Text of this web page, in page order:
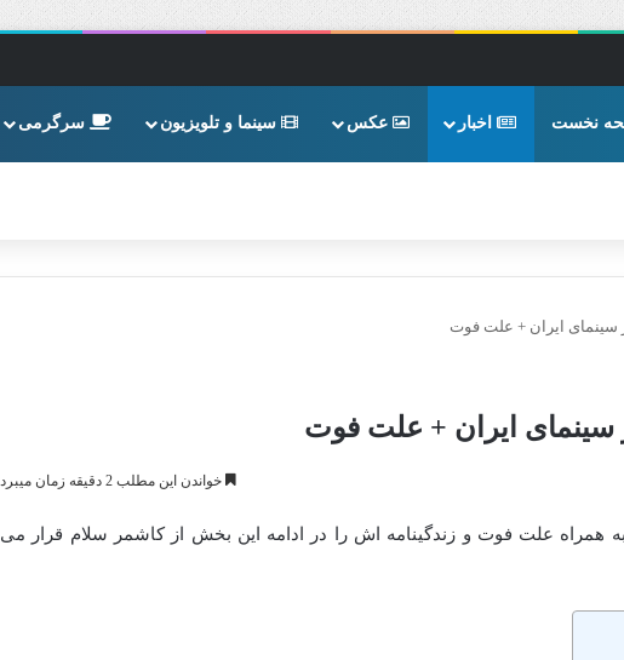
نخست اخبار عکس سینما و تلویزیون سرگرمی
سینمای ایران + علت فوت
ایران + علت فوت
خواندن این مطلب 2 دقیقه زمان میبرد
همراه علت فوت و زندگینامه اش را در ادامه این بخش از کاشمر سلام قرار می